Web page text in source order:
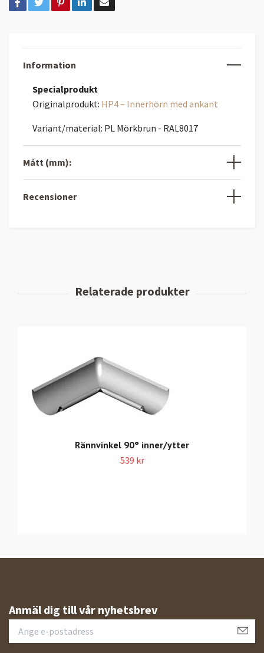
Information
Specialprodukt
Originalprodukt: HP4 – Innerhörn med ankant
Variant/material: PL Mörkbrun - RAL8017
Mått (mm):
Recensioner
Rännvinkel 90° inner/ytter
539 kr
Anmäl dig till vår nyhetsbrev